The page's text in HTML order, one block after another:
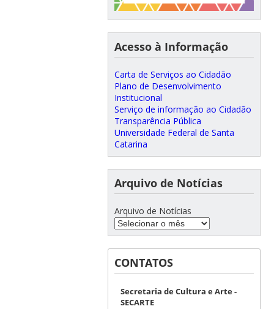
Acesso à Informação
Carta de Serviços ao Cidadão
Plano de Desenvolvimento
Institucional
Serviço de informação ao Cidadão
Transparência Pública
Universidade Federal de Santa
Catarina
Arquivo de Notícias
Arquivo de Notícias
CONTATOS
Secretaria de Cultura e Arte -
SECARTE